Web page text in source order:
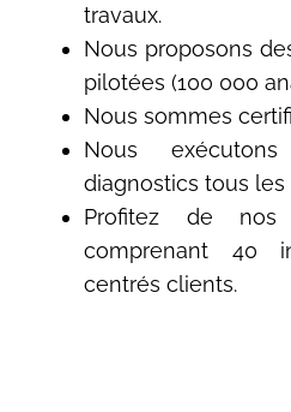
travaux.
Nous proposons
pilotées (100 000
Nous sommes
Nous
diagnostics tous les
Profitez de nos
comprenant 40
centrés clients.